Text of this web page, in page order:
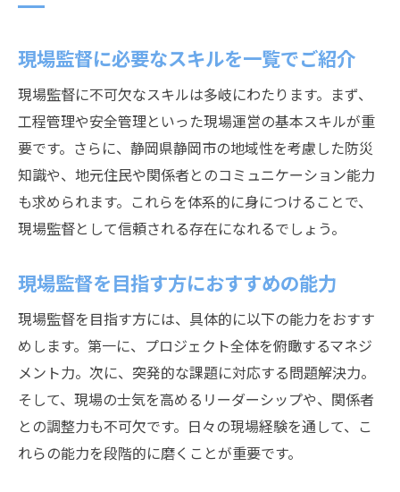
現場監督に必要なスキルを一覧でご紹介
現場監督に不可欠なスキルは多岐にわたります。まず、
工程管理や安全管理といった現場運営の基本スキルが重
要です。さらに、静岡県静岡市の地域性を考慮した防災
知識や、地元住民や関係者とのコミュニケーション能力
も求められます。これらを体系的に身につけることで、
現場監督として信頼される存在になれるでしょう。
現場監督を目指す方におすすめの能力
現場監督を目指す方には、具体的に以下の能力をおすす
めします。第一に、プロジェクト全体を俯瞰するマネジ
メント力。次に、突発的な課題に対応する問題解決力。
そして、現場の士気を高めるリーダーシップや、関係者
との調整力も不可欠です。日々の現場経験を通して、こ
れらの能力を段階的に磨くことが重要です。